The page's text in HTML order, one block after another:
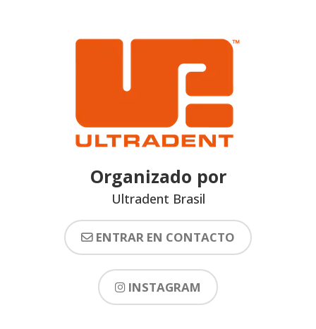
Organizado por
Ultradent Brasil
ENTRAR EN CONTACTO
INSTAGRAM